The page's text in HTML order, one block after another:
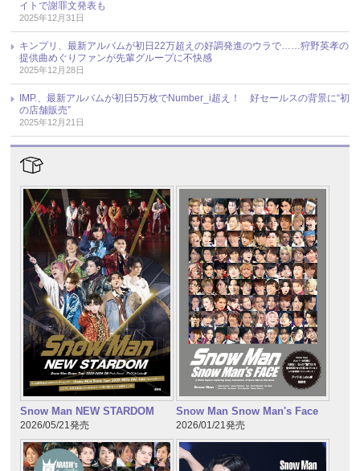
イトで謝罪文発表も
2025年12月31日
キンプリ、最新アルバムが初日22万超えの好調発進のウラで……狩野英孝の
提供曲めぐりファンが先輩グループに不快感
2025年12月28日
IMP.、最新アルバムが初日5万枚でNumber_i超え！ 好セールスの背景に“初
の店舗販売”
2025年12月21日
Snow Man NEW STARDOM
2026/05/21発売
Snow Man Snow Man's Face
2026/01/21発売